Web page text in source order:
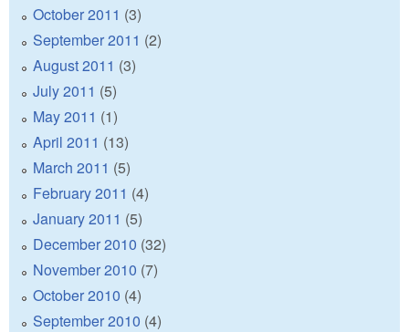
October 2011 (3)
September 2011 (2)
August 2011 (3)
July 2011 (5)
May 2011 (1)
April 2011 (13)
March 2011 (5)
February 2011 (4)
January 2011 (5)
December 2010 (32)
November 2010 (7)
October 2010 (4)
September 2010 (4)